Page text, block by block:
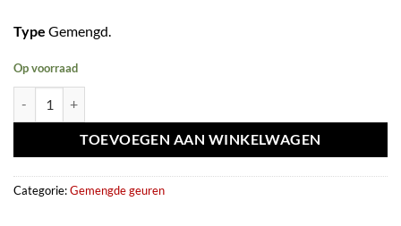
Type Gemengd.
Op voorraad
TOEVOEGEN AAN WINKELWAGEN
Categorie:Gemengde geuren